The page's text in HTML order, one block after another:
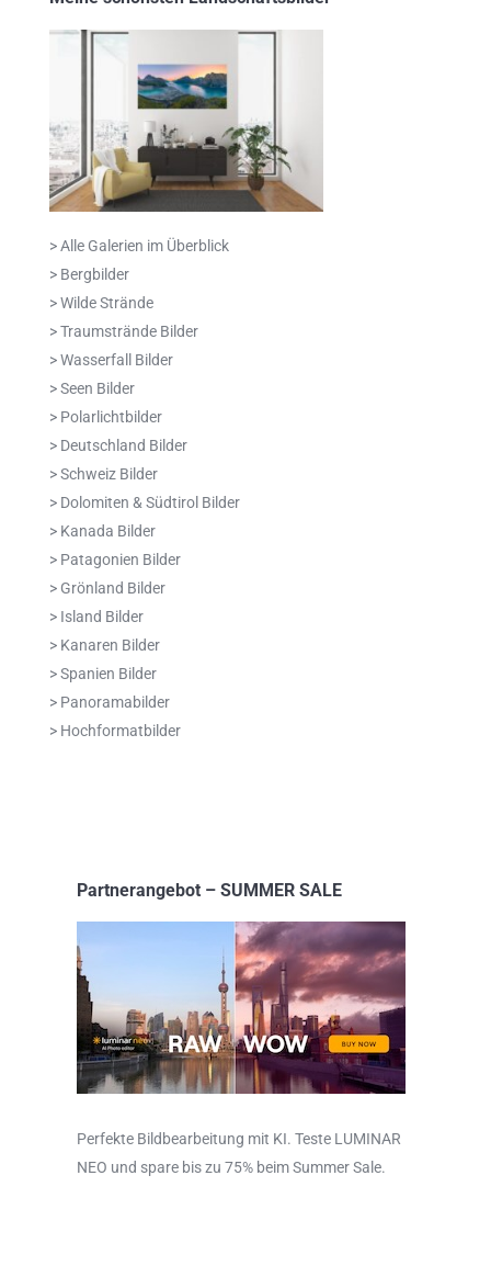
> Alle Galerien im Überblick
> Bergbilder
> Wilde Strände
> Traumstrände Bilder
> Wasserfall Bilder
> Seen Bilder
> Polarlichtbilder
> Deutschland Bilder
> Schweiz Bilder
> Dolomiten & Südtirol Bilder
> Kanada Bilder
> Patagonien Bilder
> Grönland Bilder
> Island Bilder
> Kanaren Bilder
> Spanien Bilder
> Panoramabilder
> Hochformatbilder
Partnerangebot – SUMMER SALE
Perfekte Bildbearbeitung mit KI. Teste LUMINAR
NEO und spare bis zu 75% beim Summer Sale.